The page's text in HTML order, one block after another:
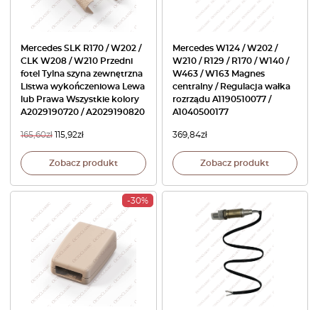
Mercedes SLK R170 / W202 /
CLK W208 / W210 Przedni
fotel Tylna szyna zewnętrzna
Listwa wykończeniowa Lewa
lub Prawa Wszystkie kolory
A2029190720 / A2029190820
165,60zł 115,92zł
Zobacz produkt
Mercedes W124 / W202 /
W210 / R129 / R170 / W140 /
W463 / W163 Magnes
centralny / Regulacja wałka
rozrządu A1190510077 /
A1040500177
369,84zł
Zobacz produkt
-30%